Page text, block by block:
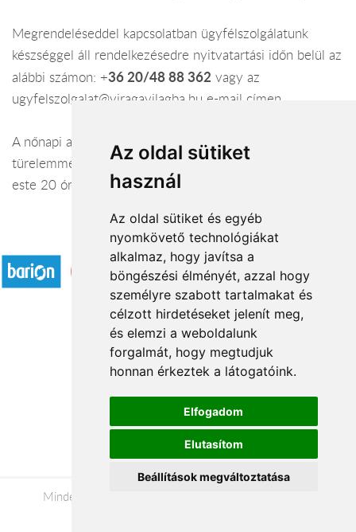
Az oldal sütiket
használ
Az oldal sütiket és egyéb
nyomkövető technológiákat
alkalmaz, hogy javítsa a
böngészési élményét, azzal hogy
személyre szabott tartalmakat és
célzott hirdetéseket jelenít meg,
és elemzi a weboldalunk
forgalmát, hogy megtudjuk
honnan érkeztek a látogatóink.
Elfogadom
Elutasítom
Beállítások megváltoztatása
Megrendeléseddel kapcsolatban ügyfélszolgálatunk
készséggel áll rendelkezésedre nyitvatartási időn belül az
alábbi számon: +36 20/48 88 362 vagy az
ugyfelszolgalat@viragavilagba.hu e-mail címen.
A nőnapi a kiszállítások folyamatosak, de kérünk legyél
türelemmel, nagyon sok rendelésünk van. A kiszállítások
este 20 óráig is eltarthatnak, megértésedet köszönjük!
Elfogadott fizetési módok
Rólunk
Kapcsolat
Á.SZ.F.
Impresszum
Adatkezelési tájékoztató
Minden jog fenntartva © 2026 |